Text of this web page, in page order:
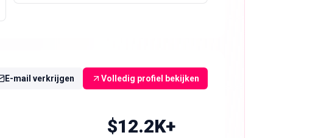
E-mail verkrijgen Volledig profiel bekijken
$12.2K+